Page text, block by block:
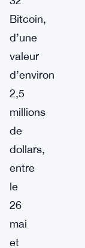
Bitcoin,
d’une
valeur
d’environ
2,5
millions
de
dollars,
entre
le
26
mai
et